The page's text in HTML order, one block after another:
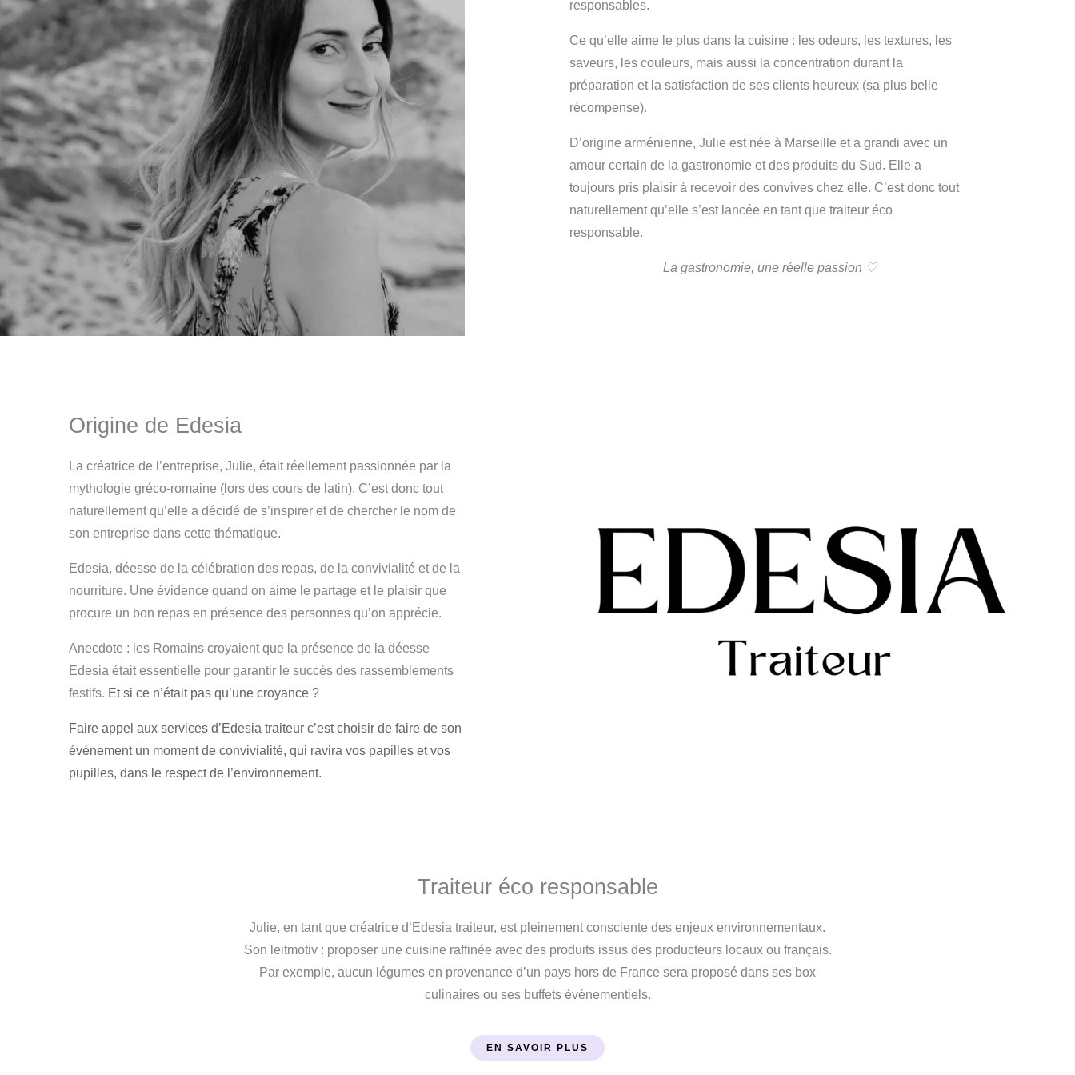
responsables.
Ce qu’elle aime le plus dans la cuisine : les odeurs, les textures, les
saveurs, les couleurs, mais aussi la concentration durant la
préparation et la satisfaction de ses clients heureux (sa plus belle
récompense).
D’origine arménienne, Julie est née à Marseille et a grandi avec un
amour certain de la gastronomie et des produits du Sud. Elle a
toujours pris plaisir à recevoir des convives chez elle. C’est donc tout
naturellement qu’elle s’est lancée en tant que traiteur éco
responsable.
La gastronomie, une réelle passion ♡
Origine de Edesia
La créatrice de l’entreprise, Julie, était réellement passionnée par la
mythologie gréco-romaine (lors des cours de latin). C’est donc tout
naturellement qu’elle a décidé de s’inspirer et de chercher le nom de
son entreprise dans cette thématique.
Edesia, déesse de la célébration des repas, de la convivialité et de la
nourriture. Une évidence quand on aime le partage et le plaisir que
procure un bon repas en présence des personnes qu’on apprécie.
Anecdote : les Romains croyaient que la présence de la déesse
Edesia était essentielle pour garantir le succès des rassemblements
festifs. Et si ce n’était pas qu’une croyance ?
Faire appel aux services d’Edesia traiteur c’est choisir de faire de son
événement un moment de convivialité, qui ravira vos papilles et vos
pupilles, dans le respect de l’environnement.
Traiteur éco responsable
Julie, en tant que créatrice d’Edesia traiteur, est pleinement consciente des enjeux environnementaux.
Son leitmotiv : proposer une cuisine raffinée avec des produits issus des producteurs locaux ou français.
Par exemple, aucun légumes en provenance d’un pays hors de France sera proposé dans ses box
culinaires ou ses buffets événementiels.
EN SAVOIR PLUS